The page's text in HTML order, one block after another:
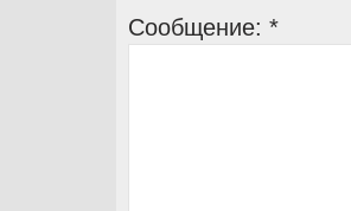
Сообщение: *